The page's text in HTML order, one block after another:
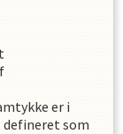
er i
defineret som